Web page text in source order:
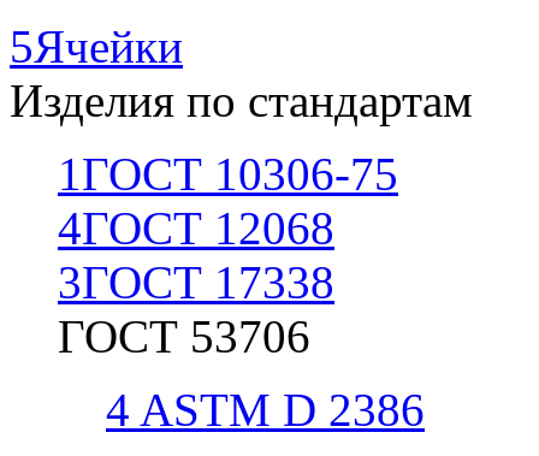
5Ячейки
Изделия по стандартам
1ГОСТ 10306-75
4ГОСТ 12068
3ГОСТ 17338
ГОСТ 53706
4 ASTM D 2386